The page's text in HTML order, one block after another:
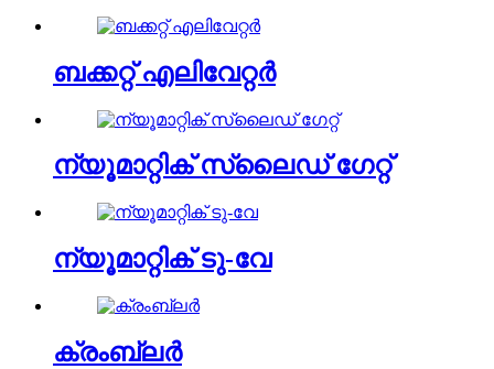
ബക്കറ്റ് എലിവേറ്റർ
ന്യൂമാറ്റിക് സ്ലൈഡ് ഗേറ്റ്
ന്യൂമാറ്റിക് ടു-വേ
ക്രംബ്ലർ